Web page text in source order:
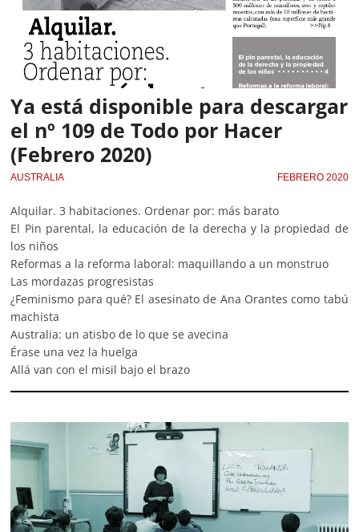
Ya está disponible para descargar
el nº 109 de Todo por Hacer
(Febrero 2020)
AUSTRALIA FEBRERO 2020
Alquilar. 3 habitaciones. Ordenar por: más barato
El Pin parental, la educación de la derecha y la propiedad de
los niños
Reformas a la reforma laboral: maquillando a un monstruo
Las mordazas progresistas
¿Feminismo para qué? El asesinato de Ana Orantes como tabú
machista
Australia: un atisbo de lo que se avecina
Érase una vez la huelga
Allá van con el misil bajo el brazo